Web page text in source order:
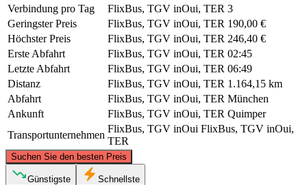
Verbindung pro Tag
FlixBus, TGV inOui, TER 3
Geringster Preis
FlixBus, TGV inOui, TER 190,00 €
Höchster Preis
FlixBus, TGV inOui, TER 246,40 €
Erste Abfahrt
FlixBus, TGV inOui, TER 02:45
Letzte Abfahrt
FlixBus, TGV inOui, TER 06:49
Distanz
FlixBus, TGV inOui, TER 1.164,15 km
Abfahrt
FlixBus, TGV inOui, TER München
Ankunft
FlixBus, TGV inOui, TER Quimper
Transportunternehmen
FlixBus, TGV inOui FlixBus, TGV inOui,
TER
Suchen Sie den besten Preis
Günstigste Schnellste